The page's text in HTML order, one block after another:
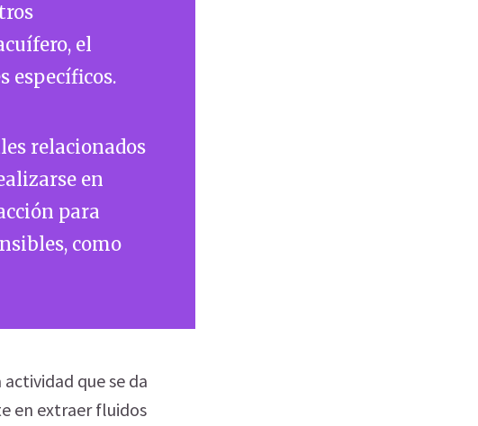
el
específicos.
relacionados
en
para
como
actividad que se da
en extraer fluidos